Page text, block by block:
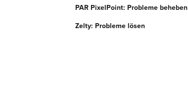
PAR PixelPoint: Probleme beheben
Zelty: Probleme lösen